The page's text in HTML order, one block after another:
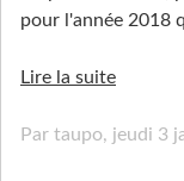
pour l'année 2018
Lire la suite
Par taupo, jeudi 3